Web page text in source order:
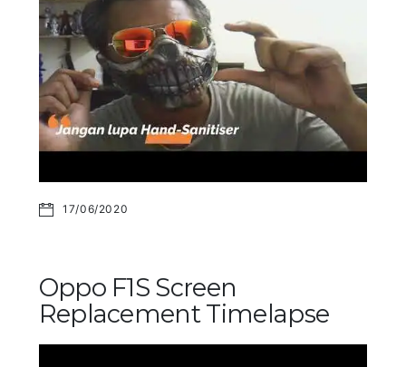
17/06/2020
Oppo F1S Screen
Replacement Timelapse